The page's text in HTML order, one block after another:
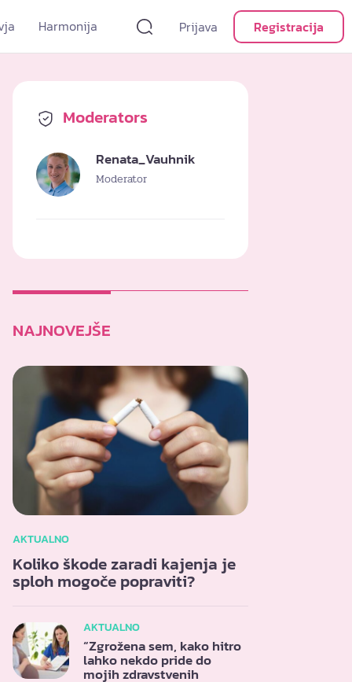
Harmonija Prijava Registracija
Moderators
Renata_Vauhnik
Moderator
NAJNOVEJŠE
AKTUALNO
Koliko škode zaradi kajenja je
sploh mogoče popraviti?
AKTUALNO
“Zgrožena sem, kako hitro
lahko nekdo pride do
mojih zdravstvenih